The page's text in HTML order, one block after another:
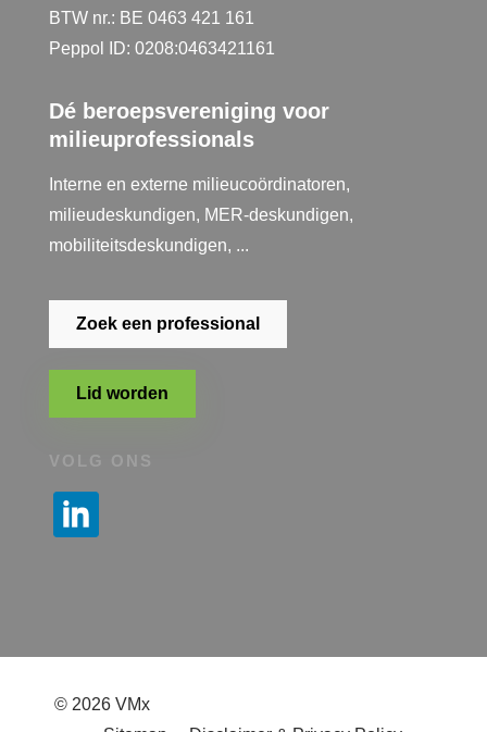
BTW nr.: BE 0463 421 161
Peppol ID: 0208:0463421161
Dé beroepsvereniging voor
milieuprofessionals
Interne en externe milieucoördinatoren,
milieudeskundigen, MER-deskundigen,
mobiliteitsdeskundigen, ...
Zoek een professional
Lid worden
VOLG ONS
© 2026 VMx